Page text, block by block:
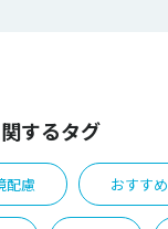
するタグ
配慮 おすすめ